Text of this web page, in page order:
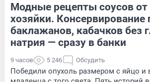
Модные рецепты соусов
хозяйки. Консервирование
баклажанов, кабачков без
натрия — сразу в банки
9 часов 5 246 Обсудить
Победили опухоль размером с яйцо